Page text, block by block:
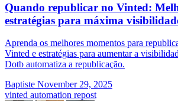
Quando republicar no Vinted:
estratégias para máxima
Aprenda os melhores momentos para
Vinted e estratégias para aumentar a
Dotb automatiza a republicação.
Baptiste November 29, 2025
vinted automation repost